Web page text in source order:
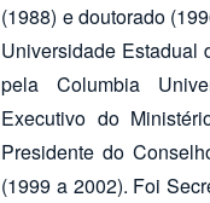
(1988) e doutorado
Universidade Estadual
pela Columbia
Executivo do
Presidente do
(1999 a 2002). Foi